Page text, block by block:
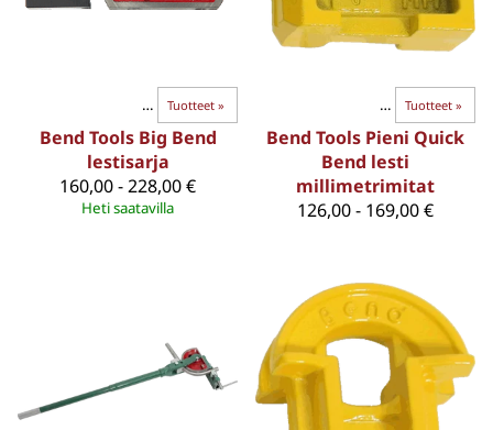
Tuotteet ‪»
Bend Tools Big Bend
lestisarja
160,00 - 228,00 €
Heti saatavilla
Tuotteet ‪»
Paksuseinäiset putket ‪»
Bend Tools Pieni Quick
Bend lesti
millimetrimitat
126,00 - 169,00 €